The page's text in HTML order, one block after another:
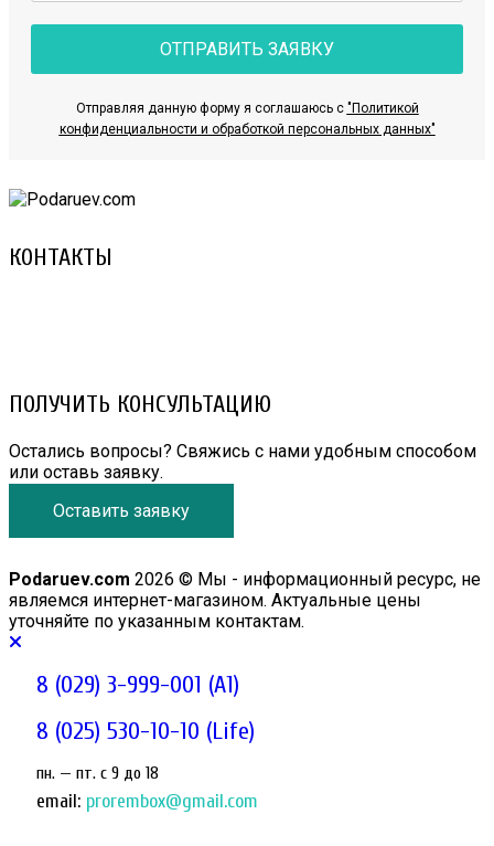
ОТПРАВИТЬ ЗАЯВКУ
Отправляя данную форму я соглашаюсь с "Политикой
конфиденциальности и обработкой персональных данных"
КОНТАКТЫ
ПОЛУЧИТЬ КОНСУЛЬТАЦИЮ
Остались вопросы? Свяжись с нами удобным способом
или оставь заявку.
Оставить заявку
Podaruev.com 2026 © Мы - информационный ресурс, не
являемся интернет-магазином. Актуальные цены
уточняйте по указанным контактам.
8 (029) 3-999-001 (A1)
8 (025) 530-10-10 (Life)
пн. — пт. c 9 до 18
email: prorembox@gmail.com